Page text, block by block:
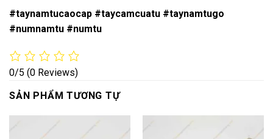
#taynamtucaocap #taycamcuatu #taynamtugo
#numnamtu #numtu
0/5 (0 Reviews)
SẢN PHẨM TƯƠNG TỰ